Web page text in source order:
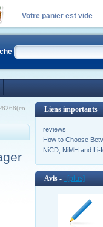
Votre panier est vide
Liens importants
reviews
How to Choose
NiCD, NiMH and Li-
Avis - [plus]